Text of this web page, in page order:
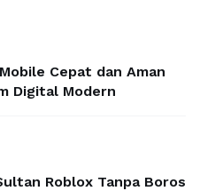
Cepat dan Aman
Digital Modern
Roblox Tanpa Boros